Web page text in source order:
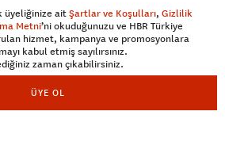
üyeliğinize aitŞartlar ve Koşulları, Gizlilik
Metni’ni okuduğunuzu ve HBR Türkiye
hizmet, kampanya ve promosyonlara
kabul etmiş sayılırsınız.
zaman çıkabilirsiniz.
ÜYE OL